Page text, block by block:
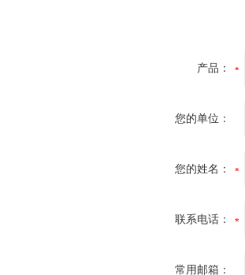
产品：
您的单位：
您的姓名：
联系电话：
常用邮箱：